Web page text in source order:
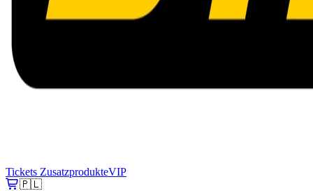
Tickets ZusatzprodukteVIP
🇵🇱